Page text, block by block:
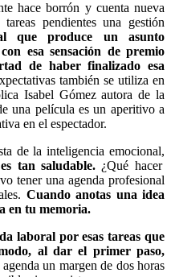
hace borrón y cuenta nueva
pendientes una gestión
que produce un asunto
esa sensación de premio
de haber finalizado esa
también se utiliza en
Isabel Gómez autora de la
una película es un aperitivo a
en el espectador.
de la inteligencia emocional,
tan saludable.¿Qué hacer
tener una agenda profesional
Cuando anotas una idea
en tu memoria.
laboral por esas tareas que
al dar el primer paso,
un margen de dos horas